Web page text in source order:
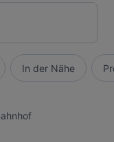
In der Nähe